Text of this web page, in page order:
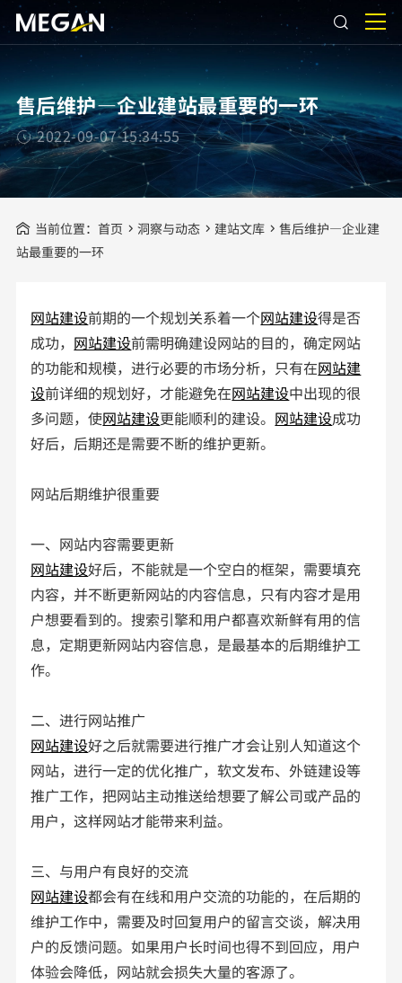
售后维护—企业建站最重要的一环
2022-09-07 15:34:55
当前位置： 首页 洞察与动态 建站文库
售后维护—企业建
站最重要的一环
网站建设前期的一个规划关系着一个网站建设得是否
成功， 网站建设前需明确建设网站的目的，确定网站
的功能和规模，进行必要的市场分析，只有在网站建
设前详细的规划好，才能避免在网站建设中出现的很
多问题，使网站建设更能顺利的建设。 网站建设成功
好后，后期还是需要不断的维护更新。
网站后期维护很重要
一、网站内容需要更新
网站建设好后，不能就是一个空白的框架，需要填充
内容，并不断更新网站的内容信息，只有内容才是用
户想要看到的。搜索引擎和用户都喜欢新鲜有用的信
息，定期更新网站内容信息，是最基本的后期维护工
作。
二、进行网站推广
网站建设好之后就需要进行推广才会让别人知道这个
网站，进行一定的优化推广，软文发布、外链建设等
推广工作，把网站主动推送给想要了解公司或产品的
用户，这样网站才能带来利益。
三、与用户有良好的交流
网站建设都会有在线和用户交流的功能的，在后期的
维护工作中，需要及时回复用户的留言交谈，解决用
户的反馈问题。如果用户长时间也得不到回应，用户
体验会降低，网站就会损失大量的客源了。